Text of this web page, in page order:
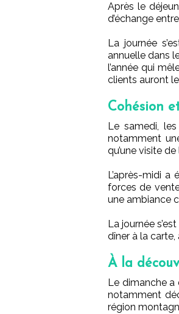
Après le
d’échange
La journée
annuelle dans
l’année qui
clients auront
Cohésion
Le samedi,
notamment
qu’une visite
L’après-midi
forces de
une ambiance
La journée
dîner à la
À la
Le dimanche a
notamment
région